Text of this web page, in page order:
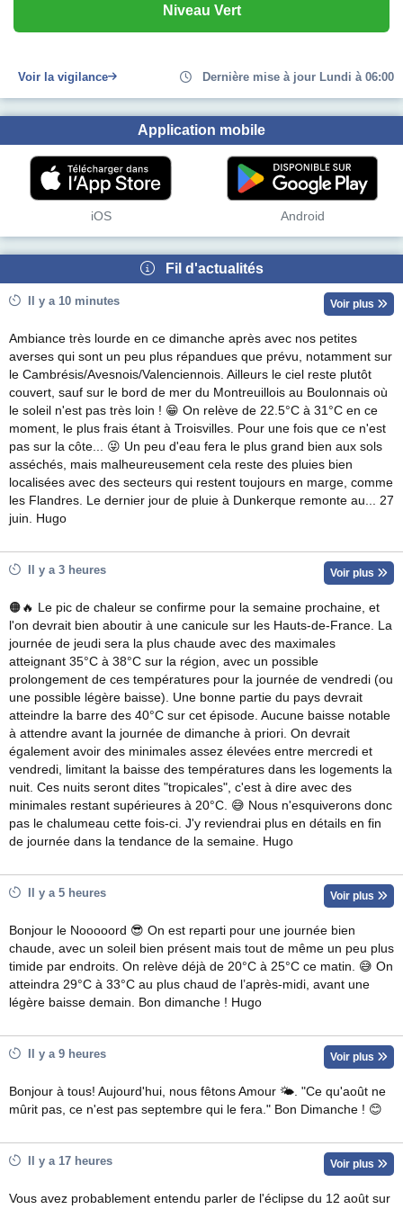
Niveau Vert
Voir la vigilance Dernière mise à jour Lundi à 06:00
Application mobile
iOS Android
Fil d'actualités
Il y a 10 minutes Voir plus
Ambiance très lourde en ce dimanche après avec nos petites
averses qui sont un peu plus répandues que prévu, notamment sur
le Cambrésis/Avesnois/Valenciennois. Ailleurs le ciel reste plutôt
couvert, sauf sur le bord de mer du Montreuillois au Boulonnais où
le soleil n'est pas très loin ! 😁 On relève de 22.5°C à 31°C en ce
moment, le plus frais étant à Troisvilles. Pour une fois que ce n'est
pas sur la côte... 😜 Un peu d'eau fera le plus grand bien aux sols
asséchés, mais malheureusement cela reste des pluies bien
localisées avec des secteurs qui restent toujours en marge, comme
les Flandres. Le dernier jour de pluie à Dunkerque remonte au... 27
juin. Hugo
Il y a 3 heures Voir plus
🟠🔥 Le pic de chaleur se confirme pour la semaine prochaine, et
l'on devrait bien aboutir à une canicule sur les Hauts-de-France. La
journée de jeudi sera la plus chaude avec des maximales
atteignant 35°C à 38°C sur la région, avec un possible
prolongement de ces températures pour la journée de vendredi (ou
une possible légère baisse). Une bonne partie du pays devrait
atteindre la barre des 40°C sur cet épisode. Aucune baisse notable
à attendre avant la journée de dimanche à priori. On devrait
également avoir des minimales assez élevées entre mercredi et
vendredi, limitant la baisse des températures dans les logements la
nuit. Ces nuits seront dites "tropicales", c'est à dire avec des
minimales restant supérieures à 20°C. 😅 Nous n'esquiverons donc
pas le chalumeau cette fois-ci. J'y reviendrai plus en détails en fin
de journée dans la tendance de la semaine. Hugo
Il y a 5 heures Voir plus
Bonjour le Nooooord 😎 On est reparti pour une journée bien
chaude, avec un soleil bien présent mais tout de même un peu plus
timide par endroits. On relève déjà de 20°C à 25°C ce matin. 😅 On
atteindra 29°C à 33°C au plus chaud de l’après-midi, avant une
légère baisse demain. Bon dimanche ! Hugo
Il y a 9 heures Voir plus
Bonjour à tous! Aujourd'hui, nous fêtons Amour 🌤. "Ce qu'août ne
mûrit pas, ce n'est pas septembre qui le fera." Bon Dimanche ! 😊
Il y a 17 heures Voir plus
Vous avez probablement entendu parler de l'éclipse du 12 août sur